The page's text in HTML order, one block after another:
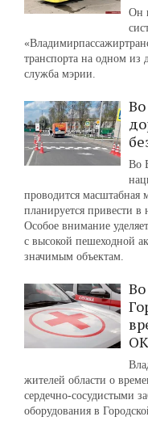
Он
транспорта на одном из
служба мэрии.
Во
проводится масштабная
планируется привести в
Особое внимание
с высокой пешеходной
значимым объектам.
жителей области о
сердечно‑сосудистыми
оборудования в